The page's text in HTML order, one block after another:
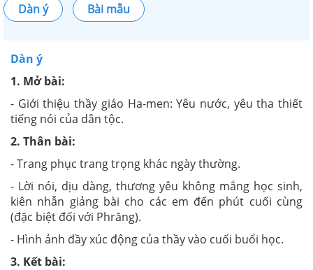
Dàn ý Bài mẫu
Dàn ý
1. Mở bài:
- Giới thiệu thầy giáo Ha-men: Yêu nước, yêu tha thiết
tiếng nói của dân tộc.
2. Thân bài:
- Trang phục trang trọng khác ngày thường.
- Lời nói, dịu dàng, thương yêu không mắng học sinh,
kiên nhẫn giảng bài cho các em đến phút cuối cùng
(đặc biệt đối với Phrăng).
- Hình ảnh đầy xúc động của thầy vào cuối buổi học.
3. Kết bài: